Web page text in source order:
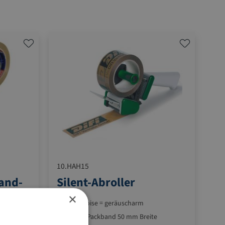
10.HAH15
Silent-Abroller
Low-Noise = geräuscharm
für PP-Packband 50 mm Breite
×